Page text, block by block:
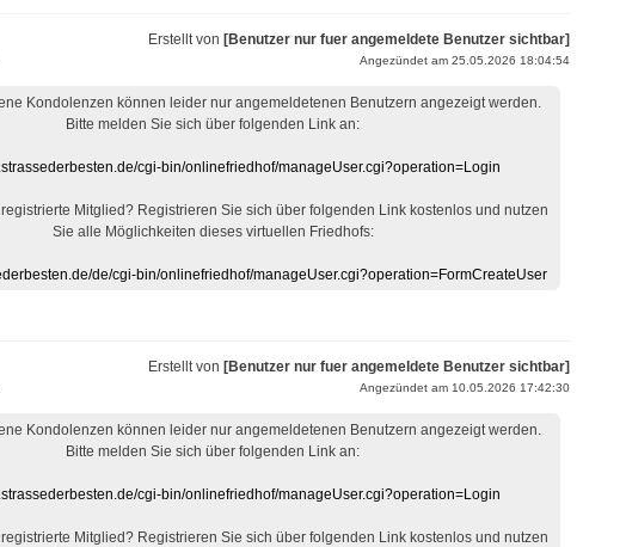
Erstellt von [Benutzer nur fuer angemeldete Benutzer sichtbar]
Angezündet am 25.05.2026 18:04:54
Kondolenzen können leider nur angemeldetenen Benutzern angezeigt werden.
Bitte melden Sie sich über folgenden Link an:
cgi-bin/onlinefriedhof/manageUser.cgi?operation=Login
Mitglied? Registrieren Sie sich über folgenden Link kostenlos und nutzen
Sie alle Möglichkeiten dieses virtuellen Friedhofs:
de/cgi-bin/onlinefriedhof/manageUser.cgi?operation=FormCreateUser
Erstellt von [Benutzer nur fuer angemeldete Benutzer sichtbar]
Angezündet am 10.05.2026 17:42:30
Kondolenzen können leider nur angemeldetenen Benutzern angezeigt werden.
Bitte melden Sie sich über folgenden Link an:
cgi-bin/onlinefriedhof/manageUser.cgi?operation=Login
Mitglied? Registrieren Sie sich über folgenden Link kostenlos und nutzen